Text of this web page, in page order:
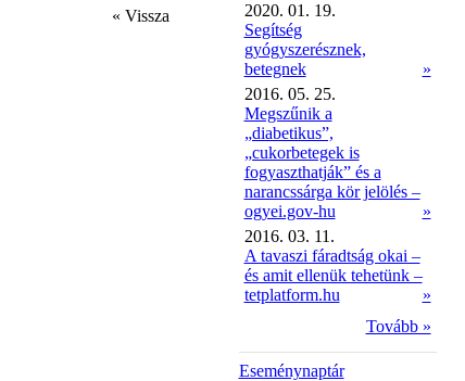
« Vissza
2020. 01. 19.
Segítség
gyógyszerésznek,
betegnek
»
2016. 05. 25.
Megszűnik a
„diabetikus”,
„cukorbetegek is
fogyaszthatják” és a
narancssárga kör jelölés –
ogyei.gov-hu
»
2016. 03. 11.
A tavaszi fáradtság okai –
és amit ellenük tehetünk –
tetplatform.hu
»
Tovább »
Eseménynaptár